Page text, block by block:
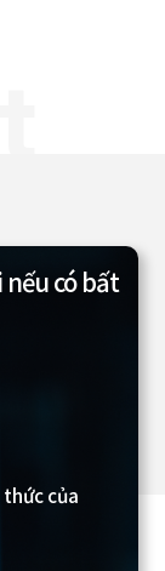
nếu có bất
thức của